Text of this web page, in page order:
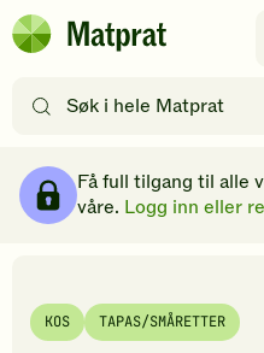
Hopp til hovedinnhold
Matprat
etter
filtre
Få full tilgang til alle
våre. Logg inn eller
KOS TAPAS/SMÅRETTER